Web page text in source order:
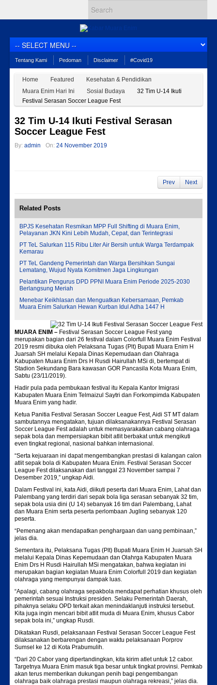
Tentang Kami Pedoman Disclaimer #Covid19
Home Featured
Kesehatan & Pendidikan
Muara Enim Hari Ini
Sosial Budaya
32 Tim U-14 Ikuti
Festival Serasan Soccer League Fest
32 Tim U-14 Ikuti Festival Serasan
Soccer League Fest
By: admin On: 24 November 2019
Prev Next
Related Posts
BPJS Kesehatan Resmikan MPP Full Shifting di Muara Enim,
Pelayanan JKN Kini Lebih Mudah, Cepat, dan Terintegrasi
PT TeL Salurkan 115 Ribu Liter Air Bersih untuk Warga Terdampak
Kemarau
PT TeL Gandeng Pemerintah dan Warga Bersihkan Sungai
Lematang, Wujud Nyata Komitmen Jaga Lingkungan
Pelantikan Pengurus DPD PPNI Muara Enim Periode 2025-2030
Berlangsung Meriah
Menebar Keikhlasan dan Menguatkan Kebersamaan, Pemkab
Muara Enim Salurkan Hewan Kurban Idul Adha 1447 H
MUARA ENIM – Festival Serasan Soccer League Fest yang
merupakan bagian dari 26 festival dalam Colorfull Muara Enim Festival
2019 resmi dibuka oleh Pelaksana Tugas (Plt) Bupati Muara Enim H
Juarsah SH melalui Kepala Dinas Kepemudaan dan Olahraga
Kabupaten Muara Enim Drs H Rusdi Hairullah MSi di, bertempat di
Stadion Sekundang Bara kawasan GOR Pancasila Kota Muara Enim,
Sabtu (23/11/2019).
Hadir pula pada pembukaan festival itu Kepala Kantor Imigrasi
Kabupaten Muara Enim Telmaizul Saytri dan Forkompimda Kabupaten
Muara Enim yang hadir.
Ketua Panitia Festival Serasan Soccer League Fest, Aidi ST MT dalam
sambutannya mengatakan, tujuan dilaksanakannya Festival Serasan
Soccer League Fest adalah untuk memasyarakatkan cabang olahraga
sepak bola dan mempersiapkan bibit atlit berbakat untuk mengikuti
even tingkat regional, nasional bahkan internasional.
“Serta kejuaraan ini dapat mengembangkan prestasi di kalangan calon
atlit sepak bola di Kabupaten Muara Enim. Festival Serasan Soccer
League Fest dilaksanakan dari tanggal 23 November sampai 7
Desember 2019,” ungkap Aidi.
Dalam Festival ini, kata Aidi, diikuti peserta dari Muara Enim, Lahat dan
Palembang yang terdiri dari sepak bola liga serasan sebanyak 32 tim,
sepak bola usia dini (U 14) sebanyak 16 tim dari Palembang, Lahat
dan Muara Enim serta peserta perlombaan Jugling sebanyak 120
peserta.
“Pemenang akan mendapatkan penghargaan dan uang pembinaan,”
jelas dia.
Sementara itu, Pelaksana Tugas (Plt) Bupati Muara Enim H Juarsah SH
melalui Kepala Dinas Kepemudaan dan Olahrga Kabupaten Muara
Enim Drs H Rusdi Hairullah MSi mengatakan, bahwa kegiatan ini
merupakan bagian kegiatan Muara Enim Colorfull 2019 dan kegiatan
olahraga yang mempunyai dampak luas.
“Apalagi, cabang olahraga sepakbola mendapat perhatian khusus oleh
pemerintah sesuai Instruksi presiden. Selaku Pemerintah Daerah,
pihaknya selaku OPD terkait akan menindaklanjuti instruksi tersebut.
Kita juga ingin mencari bibit atlit muda di Muara Enim, khusus Cabor
sepak bola ini,” ungkap Rusdi.
Dikatakan Rusdi, pelaksanaan Festival Serasan Soccer League Fest
dilaksanakan berbarengan dengan waktu pelaksanaan Porprov
Sumsel ke 12 di Kota Prabumulih.
“Dari 20 Cabor yang dipertandingkan, kita kirim atlet untuk 12 cabor.
Targetnya Muara Enim masuk tiga besar untuk tingkat provinsi. Pemkab
akan terus memberikan dukungan penih bagi pengembangan
olahraga baik olahraga prestasi maupun olahraga rekreasi,” jelas dia.